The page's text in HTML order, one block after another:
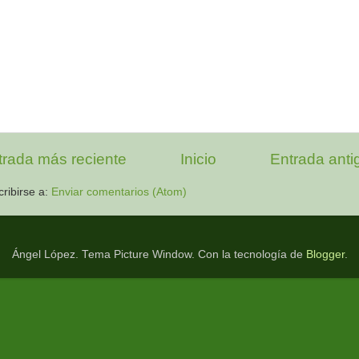
más reciente Entrada
Inicio
a: Enviar comentarios (Atom)
Ángel López. Tema Picture Window. Con la tecnología de Blogger.